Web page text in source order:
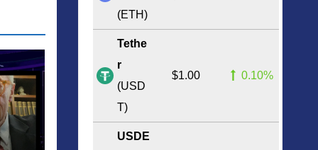
(ETH)
Tethe
r
(USD
T)
$1.00 0.10%
USDE